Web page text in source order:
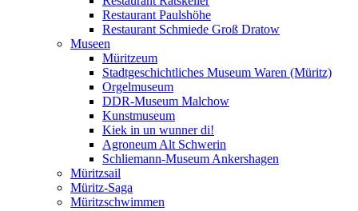
Restaurant Paulshöhe
Restaurant Schmiede Groß Dratow
Museen
Müritzeum
Stadtgeschichtliches Museum Waren (Müritz)
Orgelmuseum
DDR-Museum Malchow
Kunstmuseum
Kiek in un wunner di!
Agroneum Alt Schwerin
Schliemann-Museum Ankershagen
Müritzsail
Müritz-Saga
Müritzschwimmen